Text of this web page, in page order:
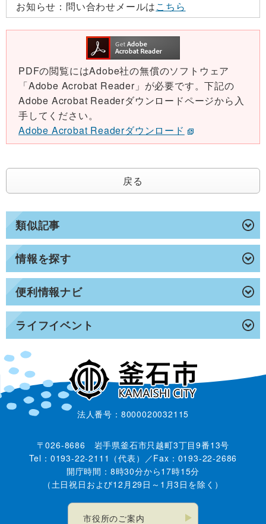
類似記事
情報を探す
便利情報ナビ
ライフイベント
お知らせ： 問い合わせメールはこちら
PDFの閲覧にはAdobe社の無償のソフトウェア
「Adobe Acrobat Reader」が必要です。下記の
Adobe Acrobat Readerダウンロードページから入
手してください。
Adobe Acrobat Readerダウンロード
戻る
法人番号：8000020032115
〒026-8686 岩手県釜石市只越町3丁目9番13号
Tel：0193-22-2111（代表）／Fax：0193-22-2686
開庁時間：8時30分から17時15分
（土日祝日および12月29日～1月3日を除く）
市役所のご案内